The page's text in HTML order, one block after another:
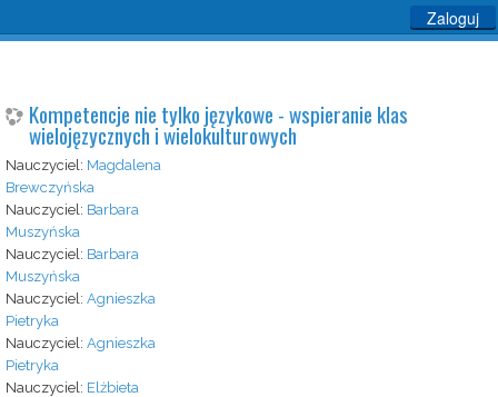
Zaloguj
Kompetencje nie tylko językowe - wspieranie klas
wielojęzycznych i wielokulturowych
Nauczyciel: Magdalena
Brewczyńska
Nauczyciel: Barbara
Muszyńska
Nauczyciel: Barbara
Muszyńska
Nauczyciel: Agnieszka
Pietryka
Nauczyciel: Agnieszka
Pietryka
Nauczyciel: Elżbieta